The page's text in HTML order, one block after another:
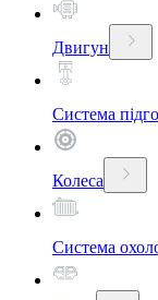
Двигун
Система
Колеса
Система